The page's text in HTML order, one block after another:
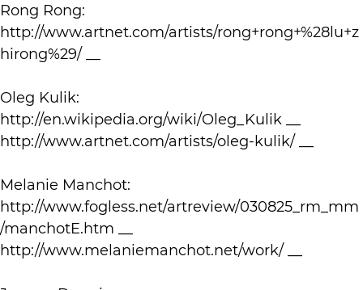
Rong Rong:
http://www.artnet.com/artists/rong+rong+%28lu+z
hirong%29/ __
Oleg Kulik:
http://en.wikipedia.org/wiki/Oleg_Kulik __
http://www.artnet.com/artists/oleg-kulik/ __
Melanie Manchot:
http://www.fogless.net/artreview/030825_rm_mm
/manchotE.htm __
http://www.melaniemanchot.net/work/ __